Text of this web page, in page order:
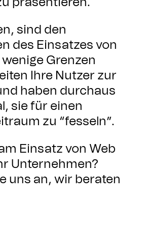
präsentieren.
sind den
des Einsatzes von
Grenzen
Ihre Nutzer zur
haben durchaus
sie für einen
zu “fesseln”.
Einsatz von Web
Unternehmen?
uns an, wir beraten